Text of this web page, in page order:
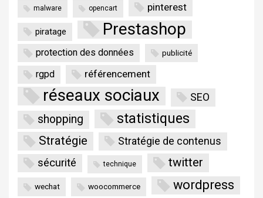
malware opencart pinterest
piratage Prestashop
protection des données publicité
rgpd référencement
réseaux sociaux SEO
shopping statistiques
Stratégie Stratégie de contenus
sécurité technique twitter
wechat woocommerce wordpress